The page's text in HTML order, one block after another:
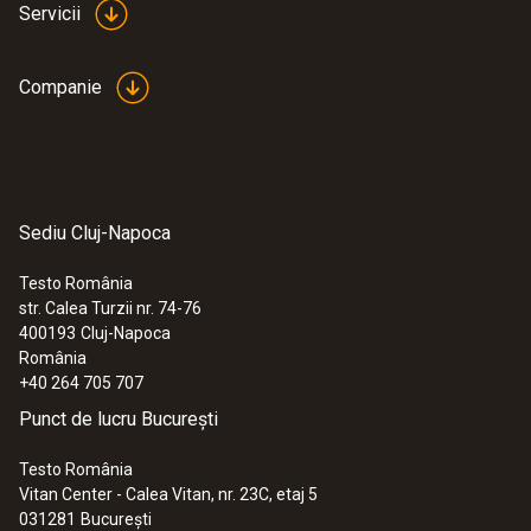
Servicii
Companie
Sediu Cluj-Napoca
Testo România
str. Calea Turzii nr. 74-76
400193 Cluj-Napoca
România
+40 264 705 707
Punct de lucru București
Testo România
Vitan Center - Calea Vitan, nr. 23C, etaj 5
031281 București